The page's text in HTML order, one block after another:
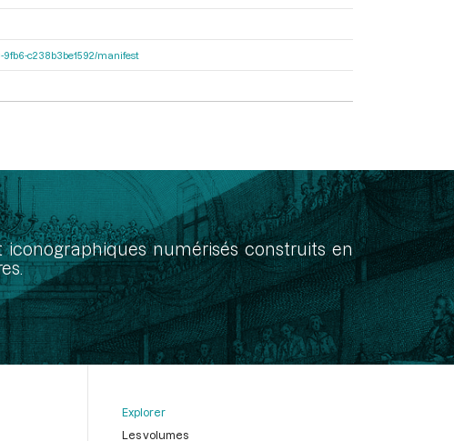
9fb6-c238b3be1592/manifest
numérisés construits en
Explorer
Les volumes